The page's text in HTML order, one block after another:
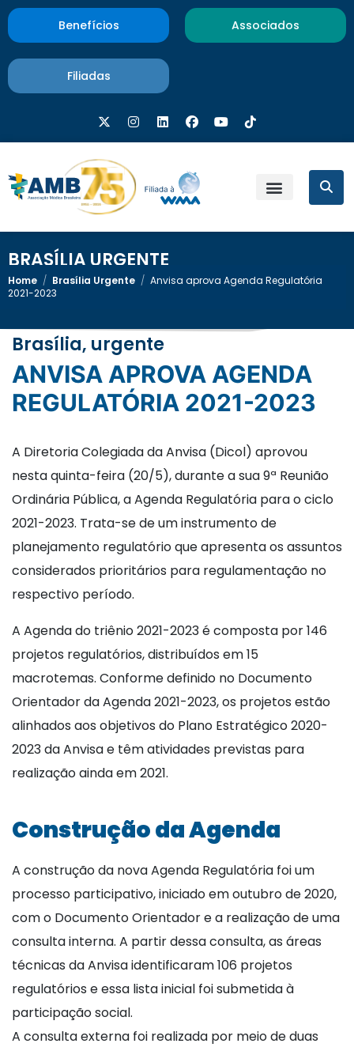
Benefícios Associados
Filiadas
BRASÍLIA URGENTE
Home / Brasília Urgente / Anvisa aprova Agenda Regulatória
2021-2023
Brasília, urgente
ANVISA APROVA AGENDA
REGULATÓRIA 2021-2023
A Diretoria Colegiada da Anvisa (Dicol) aprovou
nesta quinta-feira (20/5), durante a sua 9ª Reunião
Ordinária Pública, a Agenda Regulatória para o ciclo
2021-2023. Trata-se de um instrumento de
planejamento regulatório que apresenta os assuntos
considerados prioritários para regulamentação no
respectivo período.
A Agenda do triênio 2021-2023 é composta por 146
projetos regulatórios, distribuídos em 15
macrotemas. Conforme definido no Documento
Orientador da Agenda 2021-2023, os projetos estão
alinhados aos objetivos do Plano Estratégico 2020-
2023 da Anvisa e têm atividades previstas para
realização ainda em 2021.
Construção da Agenda
A construção da nova Agenda Regulatória foi um
processo participativo, iniciado em outubro de 2020,
com o Documento Orientador e a realização de uma
consulta interna. A partir dessa consulta, as áreas
técnicas da Anvisa identificaram 106 projetos
regulatórios e essa lista inicial foi submetida à
participação social.
A consulta externa foi realizada por meio de duas